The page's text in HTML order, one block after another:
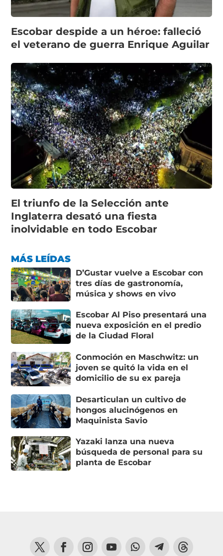
Escobar despide a un héroe: falleció
el veterano de guerra Enrique Aguilar
El triunfo de la Selección ante
Inglaterra desató una fiesta
inolvidable en todo Escobar
MÁS LEÍDAS
D’Gustar vuelve a Escobar con
tres días de gastronomía,
música y shows en vivo
Escobar Al Piso presentará una
nueva exposición en el predio
de la Ciudad Floral
Conmoción en Maschwitz: un
joven se quitó la vida en el
domicilio de su ex pareja
Desarticulan un cultivo de
hongos alucinógenos en
Maquinista Savio
Yazaki lanza una nueva
búsqueda de personal para su
planta de Escobar